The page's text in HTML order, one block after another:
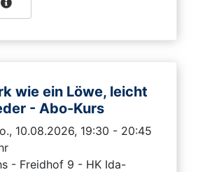
wie ein Löwe, leicht
- Abo-Kurs
10.08.2026, 19:30 - 20:45
- Freidhof 9 - HK Ida-